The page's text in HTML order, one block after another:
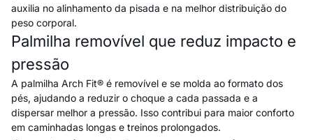
auxilia no alinhamento da pisada e na melhor distribuição do
peso corporal.
Palmilha removível que reduz impacto e
pressão
A palmilha Arch Fit® é removível e se molda ao formato dos
pés, ajudando a reduzir o choque a cada passada e a
dispersar melhor a pressão. Isso contribui para maior conforto
em caminhadas longas e treinos prolongados.